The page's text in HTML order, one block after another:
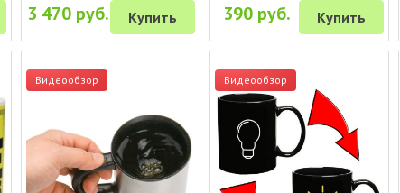
3 470 руб. Купить 390 руб. Купить
Видеообзор Видеообзор